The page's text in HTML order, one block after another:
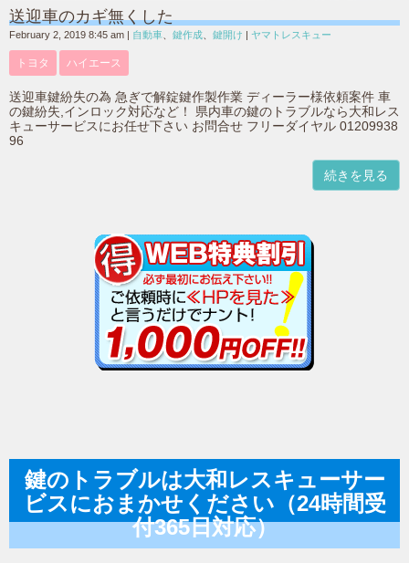
送迎車のカギ無くした
February 2, 2019 8:45 am | 自動車 鍵作成 鍵開け | ヤマトレスキュー
トヨタ ハイエース
送迎車鍵紛失の為 急ぎで解錠鍵作製作業 ディーラー様依頼案件 車
の鍵紛失,インロック対応など！ 県内車の鍵のトラブルなら大和レス
キューサービスにお任せ下さい お問合せ フリーダイヤル 01209938
96
続きを見る
鍵のトラブルは大和レスキューサー
ビスにおまかせください（24時間受
付365日対応）